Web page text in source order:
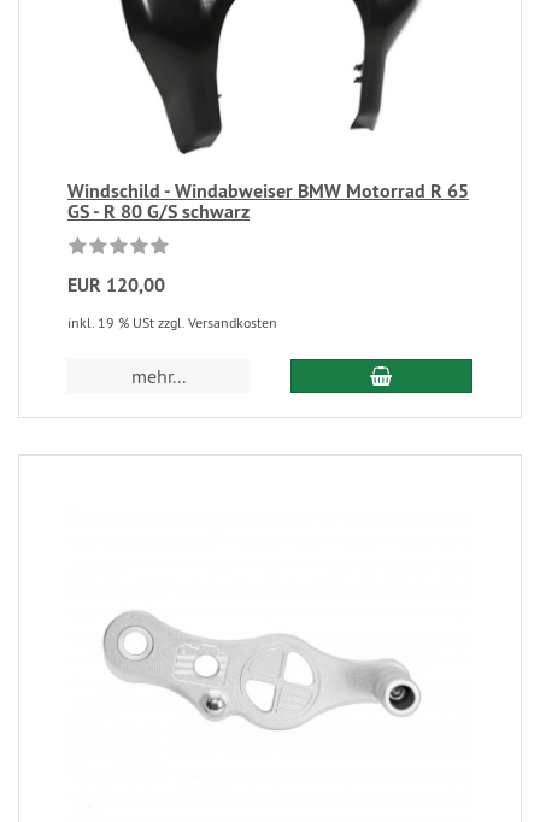
Windschild - Windabweiser BMW Motorrad R 65
GS - R 80 G/S schwarz
EUR 120,00
inkl. 19 % USt zzgl. Versandkosten
mehr...